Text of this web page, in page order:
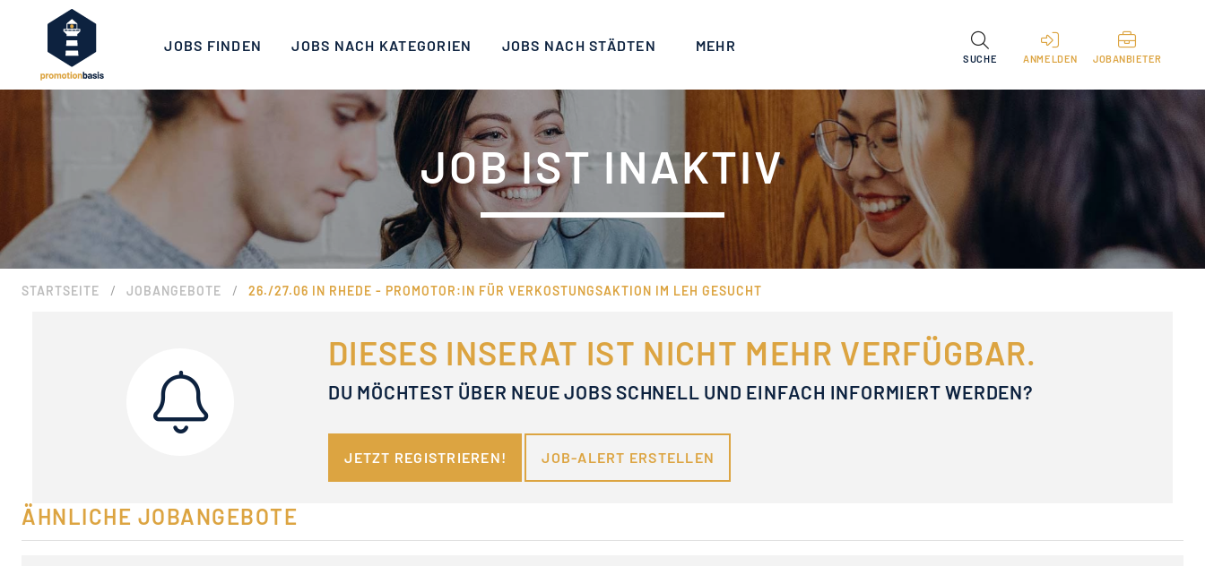
JOBS FINDEN JOBS NACH KATEGORIEN JOBS NACH STÄDTEN MEHR
SUCHE ANMELDEN JOBANBIETER
JOB IST INAKTIV
STARTSEITE / JOBANGEBOTE / 26./27.06 IN RHEDE - PROMOTOR:IN FÜR VERKOSTUNGSAKTION IM LEH GESUCHT
DIESES INSERAT IST NICHT MEHR VERFÜGBAR.
DU MÖCHTEST ÜBER NEUE JOBS SCHNELL UND EINFACH INFORMIERT WERDEN?
JETZT REGISTRIEREN! JOB-ALERT ERSTELLEN
ÄHNLICHE JOBANGEBOTE